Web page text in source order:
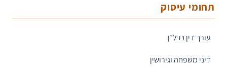
תחומי עיסוק
עורך דין נדל״ן
דיני משפחה וגירושין